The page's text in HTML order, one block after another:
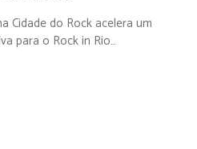
Cidade do Rock acelera um
para o Rock in Rio…